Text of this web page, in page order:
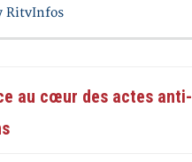
RitvInfos
au cœur des actes anti-